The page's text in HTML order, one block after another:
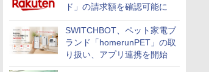
ド」の請求額を確認可能に
SWITCHBOT、ペット家電ブ
ランド「homerunPET」の取
り扱い、アプリ連携を開始